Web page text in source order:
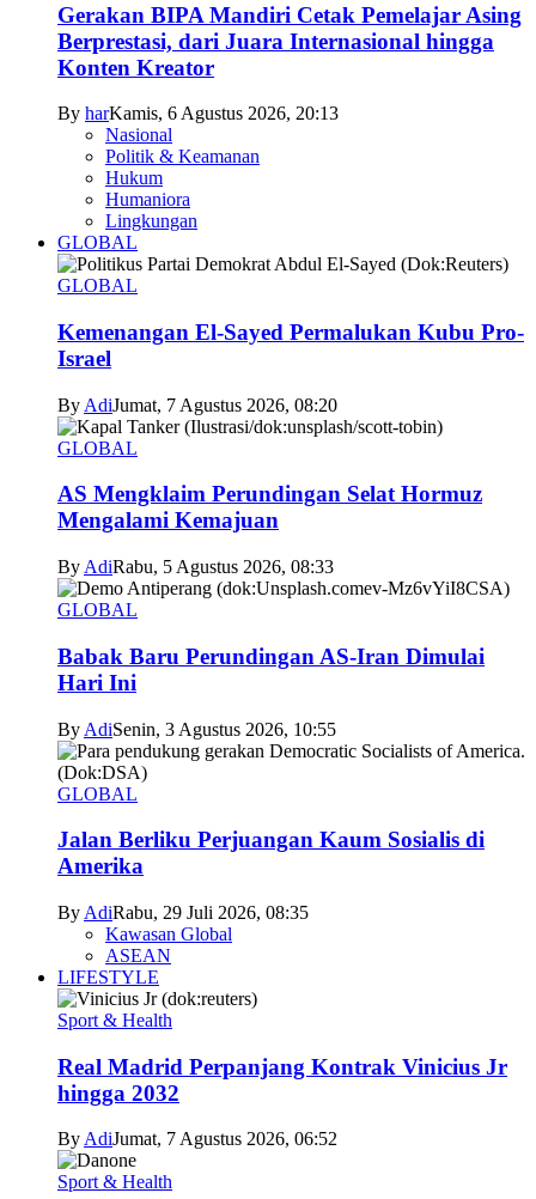
Gerakan BIPA Mandiri Cetak Pemelajar Asing
Berprestasi, dari Juara Internasional hingga
Konten Kreator
By harKamis, 6 Agustus 2026, 20:13
Nasional
Politik & Keamanan
Hukum
Humaniora
Lingkungan
GLOBAL
GLOBAL
Kemenangan El-Sayed Permalukan Kubu Pro-
Israel
By AdiJumat, 7 Agustus 2026, 08:20
GLOBAL
AS Mengklaim Perundingan Selat Hormuz
Mengalami Kemajuan
By AdiRabu, 5 Agustus 2026, 08:33
GLOBAL
Babak Baru Perundingan AS-Iran Dimulai
Hari Ini
By AdiSenin, 3 Agustus 2026, 10:55
GLOBAL
Jalan Berliku Perjuangan Kaum Sosialis di
Amerika
By AdiRabu, 29 Juli 2026, 08:35
Kawasan Global
ASEAN
LIFESTYLE
Sport & Health
Real Madrid Perpanjang Kontrak Vinicius Jr
hingga 2032
ByAdiJumat, 7 Agustus 2026, 06:52
Sport & Health